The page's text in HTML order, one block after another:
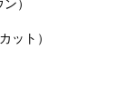
）
ット）